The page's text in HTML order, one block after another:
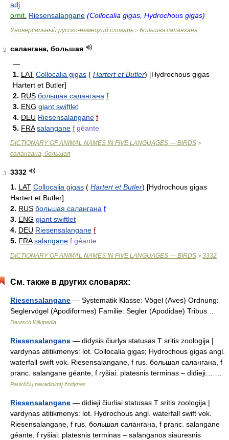
adj
ornit. Riesensalangane (Collocalia gigas, Hydrochous gigas)
Универсальный русско-немецкий словарь > большая салангана
2
салангана, большая
—
1. LAT Collocalia gigas ( Hartert et Butler) [Hydrochous gigas
Hartert et Butler]
2. RUS большая салангана f
3. ENG giant swiftlet
4. DEU Riesensalangane f
5. FRA salangane f géante
DICTIONARY OF ANIMAL NAMES IN FIVE LANGUAGES — BIRDS >
салангана, большая
3
3332
1. LAT Collocalia gigas ( Hartert et Butler) [Hydrochous gigas
Hartert et Butler]
2. RUS большая салангана f
3. ENG giant swiftlet
4. DEU Riesensalangane f
5. FRA salangane f géante
DICTIONARY OF ANIMAL NAMES IN FIVE LANGUAGES — BIRDS > 3332
См. также в других словарях:
Riesensalangane — Systematik Klasse: Vögel (Aves) Ordnung:
Seglervögel (Apodiformes) Familie: Segler (Apodidae) Tribus …
Deutsch Wikipedia
Riesensalangane — didysis čiurlys statusas T sritis zoologija |
vardynas atitikmenys: lot. Collocalia gigas; Hydrochous gigas angl.
waterfall swift vok. Riesensalangane, f rus. большая салангана, f
pranc. salangane géante, f ryšiai: platesnis terminas – didieji… …
Paukščių pavadinimų žodynas
Riesensalangane — didieji čiurliai statusas T sritis zoologija |
vardynas atitikmenys: lot. Hydrochous angl. waterfall swift vok.
Riesensalangane, f rus. большая салангана, f pranc. salangane
géante, f ryšiai: platesnis terminas – salanganos siauresnis